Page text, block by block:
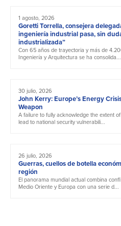
1 agosto, 2026
Goretti Torrella, consejera
ingeniería industrial pasa, sin
industrializada”
Con 65 años de trayectoria y más de
Ingeniería y Arquitectura se ha consolida...
30 julio, 2026
John Kerry: Europe’s Energy
Weapon
A failure to fully acknowledge the extent
lead to national security vulnerabili...
26 julio, 2026
Guerras, cuellos de botella
región
El panorama mundial actual combina
Medio Oriente y Europa con una serie d...